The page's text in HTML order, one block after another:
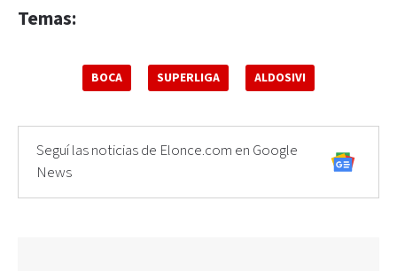
Temas:
BOCA SUPERLIGA ALDOSIVI
Seguí las noticias de Elonce.com en Google
News